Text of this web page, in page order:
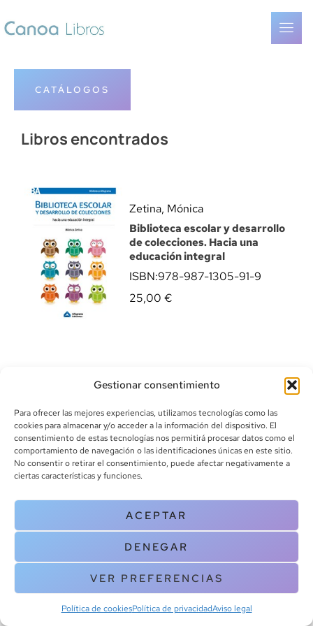
Gestionar consentimiento
Para ofrecer las mejores experiencias, utilizamos tecnologías como las
cookies para almacenar y/o acceder a la información del dispositivo. El
consentimiento de estas tecnologías nos permitirá procesar datos como el
comportamiento de navegación o las identificaciones únicas en este sitio.
No consentir o retirar el consentimiento, puede afectar negativamente a
ciertas características y funciones.
ACEPTAR
DENEGAR
VER PREFERENCIAS
Política de cookiesPolítica de privacidadAviso legal
CATÁLOGOS
Libros encontrados
Zetina, Mónica
Biblioteca escolar y desarrollo
de colecciones. Hacia una
educación integral
ISBN:978-987-1305-91-9
25,00 €
info@canoalibros.com
pedidos@canoalibros.com
+34 934 242 391
CONTACTO
Copyright © 2025 Canoa Libros. All Rights Reserved |
cookies
| Aviso legal